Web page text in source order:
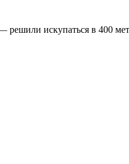
искупаться в 400